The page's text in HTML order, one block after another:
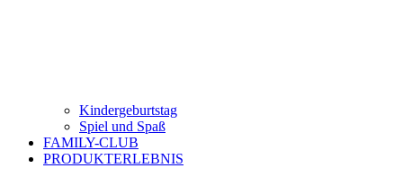
Kindergeburtstag
Spiel und Spaß
FAMILY-CLUB
PRODUKTERLEBNIS